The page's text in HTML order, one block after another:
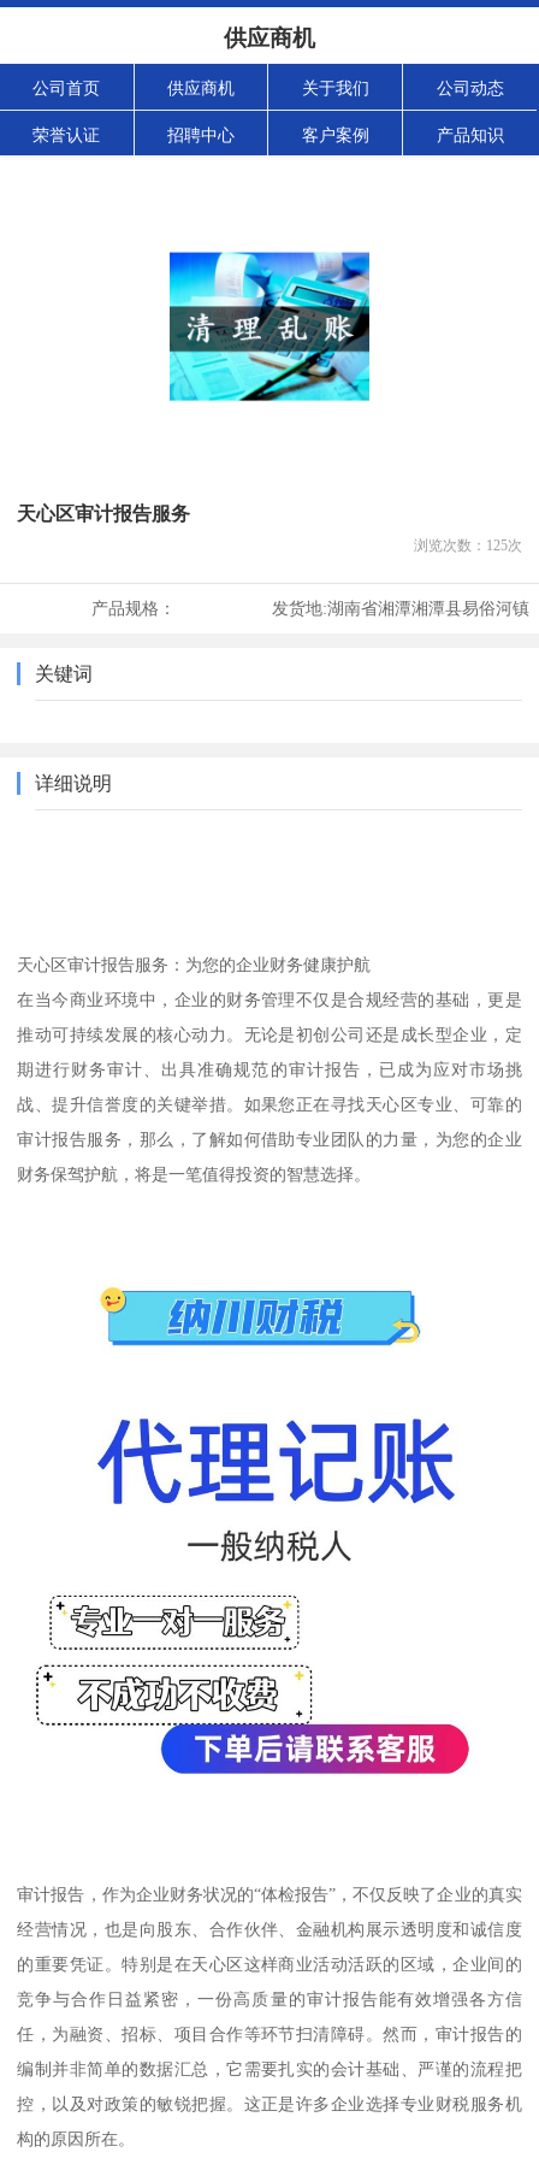
供应商机
公司首页 供应商机 关于我们 公司动态
荣誉认证 招聘中心 客户案例 产品知识
天心区审计报告服务
浏览次数： 125次
产品规格： 发货地:湖南省湘潭湘潭县易俗河镇
关键词
详细说明
天心区审计报告服务：为您的企业财务健康护航
在当今商业环境中，企业的财务管理不仅是合规经营的基础，更是
推动可持续发展的核心动力。无论是初创公司还是成长型企业，定
期进行财务审计、出具准确规范的审计报告，已成为应对市场挑
战、提升信誉度的关键举措。如果您正在寻找天心区专业、可靠的
审计报告服务，那么，了解如何借助专业团队的力量，为您的企业
财务保驾护航，将是一笔值得投资的智慧选择。
审计报告，作为企业财务状况的“体检报告”，不仅反映了企业的真实
经营情况，也是向股东、合作伙伴、金融机构展示透明度和诚信度
的重要凭证。特别是在天心区这样商业活动活跃的区域，企业间的
竞争与合作日益紧密，一份高质量的审计报告能有效增强各方信
任，为融资、招标、项目合作等环节扫清障碍。然而，审计报告的
编制并非简单的数据汇总，它需要扎实的会计基础、严谨的流程把
控，以及对政策的敏锐把握。这正是许多企业选择专业财税服务机
构的原因所在。